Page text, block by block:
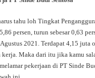
tahu loh Tingkat
persen, turun sebesar 0,63
2021. Terdapat 4,15 juta
kerja. Maka dari itu jika kamu
pekerjaan di PT Sinde
ini.